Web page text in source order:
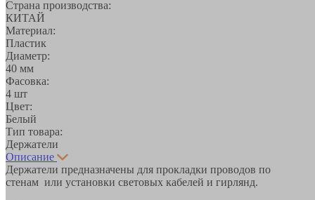
Страна производства:
КИТАЙ
Материал:
Пластик
Диаметр:
40 мм
Фасовка:
4 шт
Цвет:
Белый
Тип товара:
Держатели
Описание
Держатели предназначены для прокладки проводов по
стенам или установки световых кабелей и гирлянд.